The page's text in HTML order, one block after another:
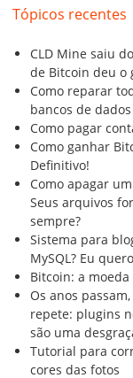
Tópicos recentes
CLD Mine saiu
de Bitcoin deu o
Como reparar
bancos de dados
Como pagar
Como ganhar
Definitivo!
Como apagar
Seus arquivos
sempre?
Sistema para
MySQL? Eu
Bitcoin: a moeda
Os anos
repete: plugins
são uma
Tutorial para
cores das fotos